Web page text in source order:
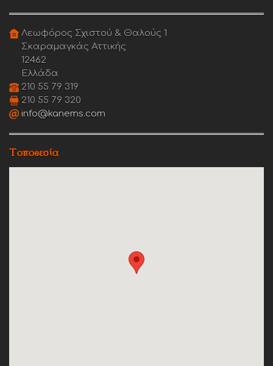
Λεωφόρος Σχιστού & Θαλούς 1
Σκαραμαγκάς Αττικής
12462
Ελλάδα
210 55 79 319
210 55 79 320
info@kanems.com
Τοποθεσία